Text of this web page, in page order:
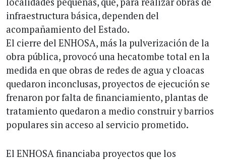
infraestructura básica, dependen del
acompañamiento del Estado.
El cierre del ENHOSA, más la pulverización de la
obra pública, provocó una hecatombe total en la
medida en que obras de redes de agua y cloacas
quedaron inconclusas, proyectos de ejecución se
frenaron por falta de financiamiento, plantas de
tratamiento quedaron a medio construir y barrios
populares sin acceso al servicio prometido.
El ENHOSA financiaba proyectos que los